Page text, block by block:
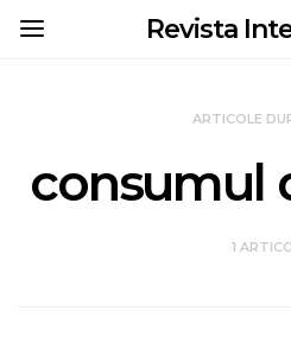
Revista
ARTICOLE
consumul
1